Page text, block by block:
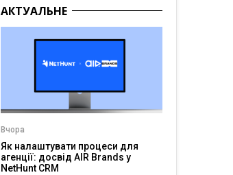
АКТУАЛЬНЕ
Вчора
Як налаштувати процеси для
агенції: досвід AIR Brands у
NetHunt CRM